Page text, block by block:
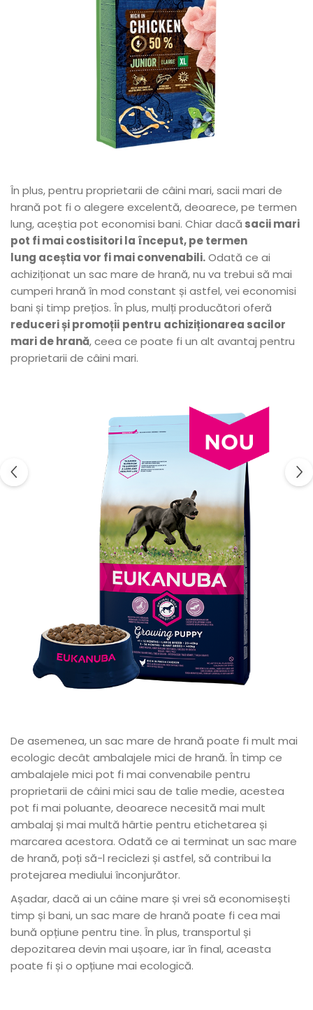
În plus, pentru proprietarii de câini mari, sacii mari de
hrană pot fi o alegere excelentă, deoarece, pe termen
lung, aceștia pot economisi bani. Chiar dacă sacii mari
pot fi mai costisitori la început, pe termen
lung aceștia vor fi mai convenabili.Odată ce ai
achiziționat un sac mare de hrană, nu va trebui să mai
cumperi hrană în mod constant și astfel, vei economisi
bani și timp prețios. În plus, mulți producători oferă
reduceri și promoții pentru achiziționarea sacilor
mari de hrană, ceea ce poate fi un alt avantaj pentru
proprietarii de câini mari.
De asemenea, un sac mare de hrană poate fi mult mai
ecologic decât ambalajele mici de hrană. În timp ce
ambalajele mici pot fi mai convenabile pentru
proprietarii de câini mici sau de talie medie, acestea
pot fi mai poluante, deoarece necesită mai mult
ambalaj și mai multă hârtie pentru etichetarea și
marcarea acestora. Odată ce ai terminat un sac mare
de hrană, poți să-l reciclezi și astfel, să contribui la
protejarea mediului înconjurător.
Așadar, dacă ai un câine mare și vrei să economisești
timp și bani, un sac mare de hrană poate fi cea mai
bună opțiune pentru tine. În plus, transportul și
depozitarea devin mai ușoare, iar în final, aceasta
poate fi și o opțiune mai ecologică.